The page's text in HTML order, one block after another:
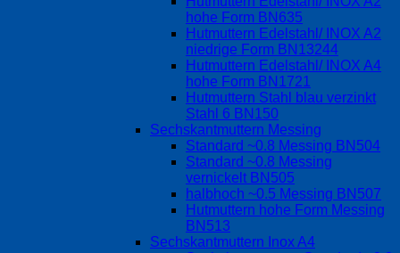
hohe Form BN635
Hutmuttern Edelstahl/ INOX A2
niedrige Form BN13244
Hutmuttern Edelstahl/ INOX A4
hohe Form BN1721
Hutmuttern Stahl blau verzinkt
Stahl 6 BN150
Sechskantmuttern Messing
Standard ~0.8 Messing BN504
Standard ~0.8 Messing
vernickelt BN505
halbhoch ~0.5 Messing BN507
Hutmuttern hohe Form Messing
BN513
Sechskantmuttern Inox A4